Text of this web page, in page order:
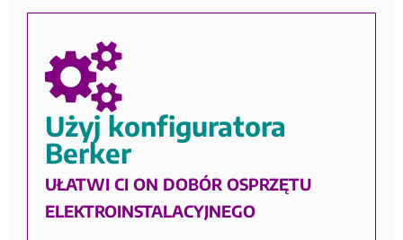
Użyj konfiguratora
Berker
UŁATWI CI ON DOBÓR OSPRZĘTU
ELEKTROINSTALACYJNEGO